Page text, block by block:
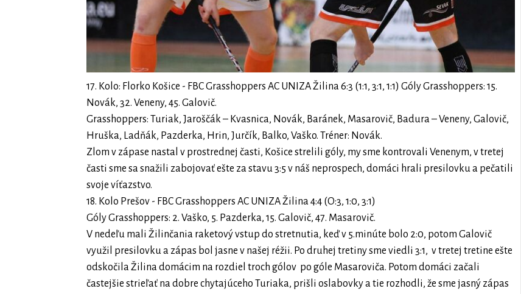
17. Kolo: Florko Košice - FBC Grasshoppers AC UNIZA Žilina 6:3 (1:1, 3:1, 1:1) Góly Grasshoppers: 15.
Novák, 32. Veneny, 45. Galovič.
Grasshoppers: Turiak, Jaroščák – Kvasnica, Novák, Baránek, Masarovič, Badura – Veneny, Galovič,
Hruška, Ladňák, Pazderka, Hrin, Jurčík, Balko, Vaško. Tréner: Novák.
Zlom v zápase nastal v prostrednej časti, Košice strelili góly, my sme kontrovali Venenym, v tretej
časti sme sa snažili zabojovať ešte za stavu 3:5 v náš neprospech, domáci hrali presilovku a pečatili
svoje víťazstvo.
18. Kolo Prešov - FBC Grasshoppers AC UNIZA Žilina 4:4 (O:3, 1:0, 3:1)
Góly Grasshoppers: 2. Vaško, 5. Pazderka, 15. Galovič, 47. Masarovič.
V nedeľu mali Žilinčania raketový vstup do stretnutia, keď v 5.minúte bolo 2:0, potom Galovič
využil presilovku a zápas bol jasne v našej réžii. Po druhej tretiny sme viedli 3:1, v tretej tretine ešte
odskočila Žilina domácim na rozdiel troch gólov po góle Masaroviča. Potom domáci začali
častejšie strieľať na dobre chytajúceho Turiaka, prišli oslabovky a tie rozhodli, že sme jasný zápas